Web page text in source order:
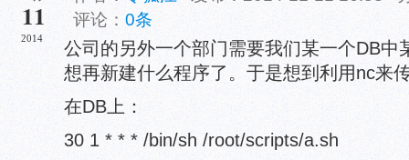
11
2014
评论： 0条
公司的另外一个部门需要我们某一个DB中
想再新建什么程序了。于是想到利用nc来
在DB上：
30 1 * * * /bin/sh /root/scripts/a.sh